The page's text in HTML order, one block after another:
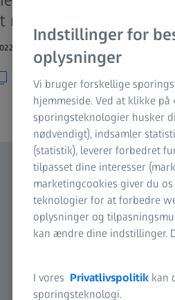
nye briller ofte kan
Indstillinger for
oplysninger
Vi bruger forskellige
hjemmeside. Ved at klikke
sporingsteknologier husker
nødvendigt), indsamler
(statistik), leverer forbedret
tilpasset dine interesser
marketingcookies giver du
teknologier for at forbedre
oplysninger og
kan ændre dine indstillinger.
I vores Privatlivspolitik kan
sporingsteknologi.